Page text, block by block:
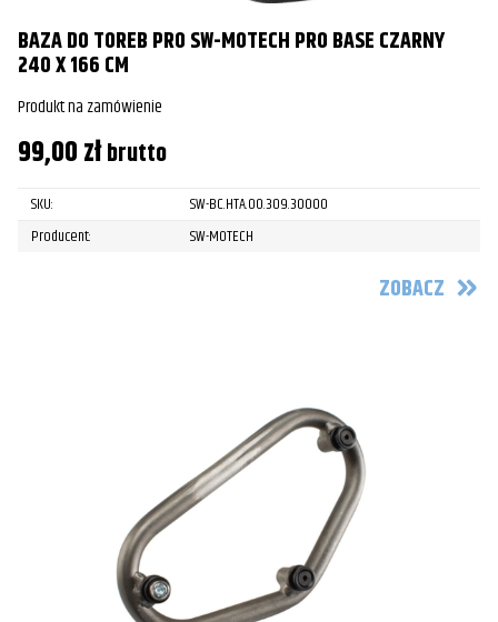
BAZA DO TOREB PRO SW-MOTECH PRO BASE CZARNY
240 X 166 CM
Produkt na zamówienie
99,00złbrutto
SKU:
SW-BC.HTA.00.309.30000
Producent:
SW-MOTECH
ZOBACZ